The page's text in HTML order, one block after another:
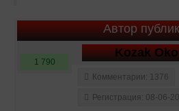
Автор
Kozak Oko
1 790
Комментарии: 1376
Регистрация: 08-06-